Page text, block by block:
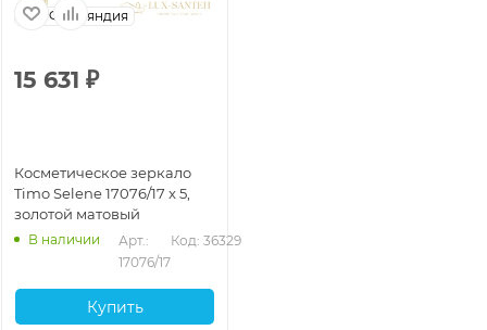
Финляндия
15 631 ₽
Косметическое зеркало
Timo Selene 17076/17 x 5,
золотой матовый
В наличии
Арт.:
17076/17
Код: 36329
Купить